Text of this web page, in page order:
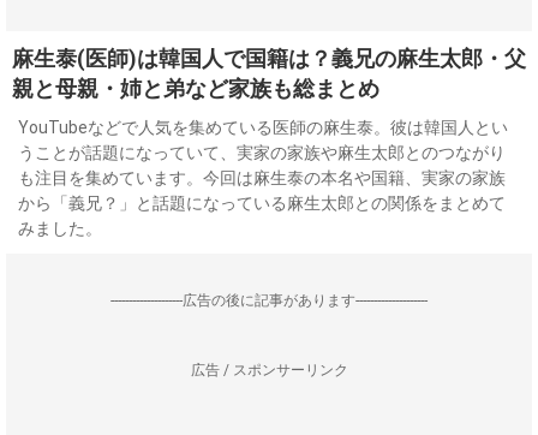
麻生泰(医師)は韓国人で国籍は？義兄の麻生太郎・父
親と母親・姉と弟など家族も総まとめ
YouTubeなどで人気を集めている医師の麻生泰。彼は韓国人とい
うことが話題になっていて、実家の家族や麻生太郎とのつながり
も注目を集めています。今回は麻生泰の本名や国籍、実家の家族
から「義兄？」と話題になっている麻生太郎との関係をまとめて
みました。
--------------------広告の後に記事があります--------------------
広告 / スポンサーリンク